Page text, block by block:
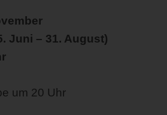
Juni – 31. August)
um 20 Uhr